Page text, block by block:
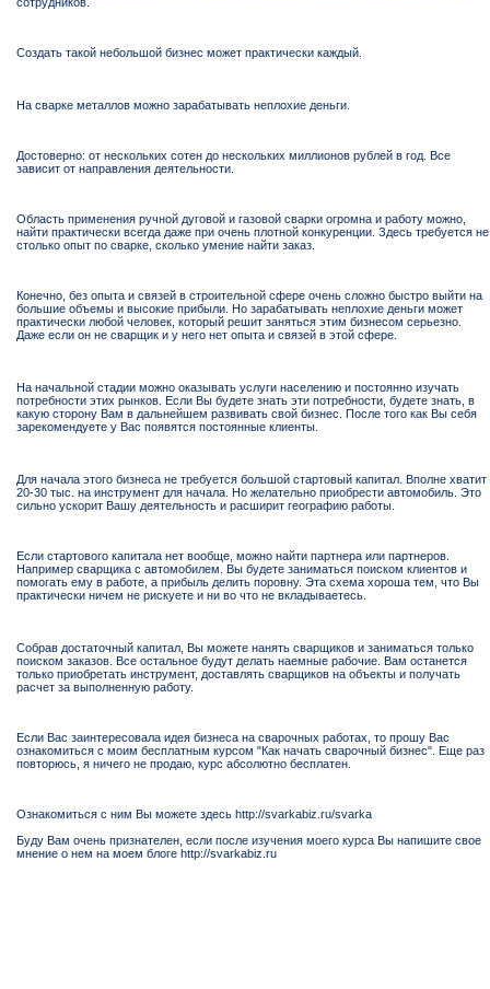
Создать такой небольшой бизнес может практически каждый.
На сварке металлов можно зарабатывать неплохие деньги.
Достоверно: от нескольких сотен до нескольких миллионов рублей в год. Все
зависит от направления деятельности.
Область применения ручной дуговой и газовой сварки огромна и работу можно,
найти практически всегда даже при очень плотной конкуренции. Здесь требуется не
столько опыт по сварке, сколько умение найти заказ.
Конечно, без опыта и связей в строительной сфере очень сложно быстро выйти на
большие объемы и высокие прибыли. Но зарабатывать неплохие деньги может
практически любой человек, который решит заняться этим бизнесом серьезно.
Даже если он не сварщик и у него нет опыта и связей в этой сфере.
На начальной стадии можно оказывать услуги населению и постоянно изучать
потребности этих рынков. Если Вы будете знать эти потребности, будете знать, в
какую сторону Вам в дальнейшем развивать свой бизнес. После того как Вы себя
зарекомендуете у Вас появятся постоянные клиенты.
Для начала этого бизнеса не требуется большой стартовый капитал. Вполне хватит
20-30 тыс. на инструмент для начала. Но желательно приобрести автомобиль. Это
сильно ускорит Вашу деятельность и расширит географию работы.
Если стартового капитала нет вообще, можно найти партнера или партнеров.
Например сварщика с автомобилем. Вы будете заниматься поиском клиентов и
помогать ему в работе, а прибыль делить поровну. Эта схема хороша тем, что Вы
практически ничем не рискуете и ни во что не вкладываетесь.
Собрав достаточный капитал, Вы можете нанять сварщиков и заниматься только
поиском заказов. Все остальное будут делать наемные рабочие. Вам останется
только приобретать инструмент, доставлять сварщиков на объекты и получать
расчет за выполненную работу.
Если Вас заинтересовала идея бизнеса на сварочных работах, то прошу Вас
ознакомиться с моим бесплатным курсом "Как начать сварочный бизнес". Еще раз
повторюсь, я ничего не продаю, курс абсолютно бесплатен.
Ознакомиться с ним Вы можете здесь http://svarkabiz.ru/svarka
Буду Вам очень признателен, если после изучения моего курса Вы напишите свое
мнение о нем на моем блоге http://svarkabiz.ru